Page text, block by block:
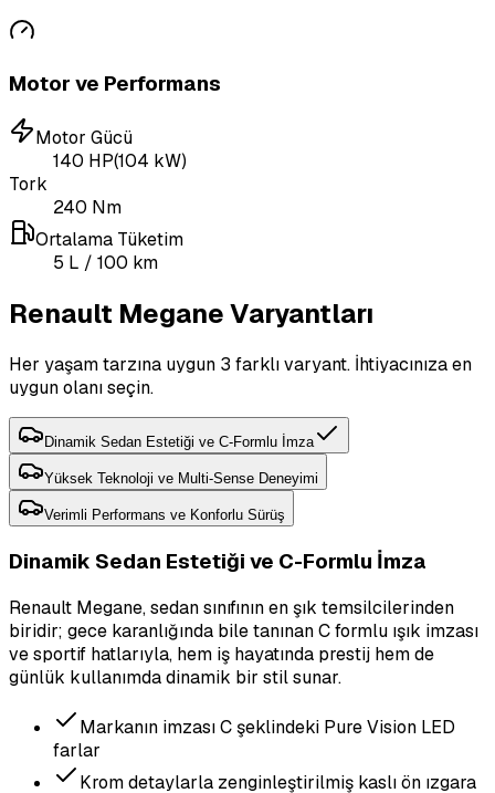
Motor ve Performans
Motor Gücü
140 HP(104 kW)
Tork
240 Nm
Ortalama Tüketim
5 L / 100 km
Renault Megane Varyantları
Her yaşam tarzına uygun 3 farklı varyant. İhtiyacınıza en
uygun olanı seçin.
Dinamik Sedan Estetiği ve C-Formlu İmza
Yüksek Teknoloji ve Multi-Sense Deneyimi
Verimli Performans ve Konforlu Sürüş
Dinamik Sedan Estetiği ve C-Formlu İmza
Renault Megane, sedan sınıfının en şık temsilcilerinden
biridir; gece karanlığında bile tanınan C formlu ışık imzası
ve sportif hatlarıyla, hem iş hayatında prestij hem de
günlük kullanımda dinamik bir stil sunar.
Markanın imzası C şeklindeki Pure Vision LED
farlar
Krom detaylarla zenginleştirilmiş kaslı ön ızgara